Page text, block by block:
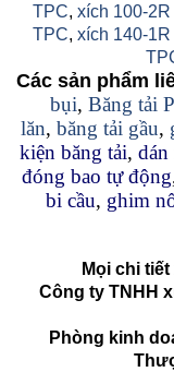
TPC, xích 100-2R
TPC, xích 140-1R
Các sản phẩm
bụi, Băng tải
lăn, băng tải gầu,
kiện băng tải, dán
đóng bao tự động
bi cầu, ghim
Mọi chi
Công ty TNHH
Phòng kinh